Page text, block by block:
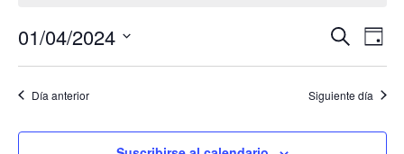
de
y
Buscar
de
de
Día
01/04/2024
la
fecha.
Día anterior Siguiente día